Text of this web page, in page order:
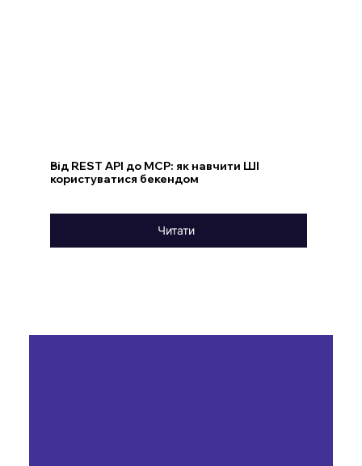
Від REST API до MCP: як навчити ШІ
користуватися бекендом
Читати